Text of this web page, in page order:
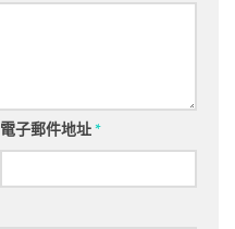
電子郵件地址*